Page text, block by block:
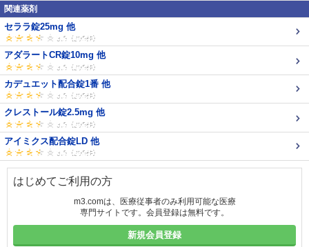
関連薬剤
セララ錠25mg 他
アダラートCR錠10mg 他
カデュエット配合錠1番 他
クレストール錠2.5mg 他
アイミクス配合錠LD 他
はじめてご利用の方
m3.comは、医療従事者のみ利用可能な医療
専門サイトです。会員登録は無料です。
新規会員登録